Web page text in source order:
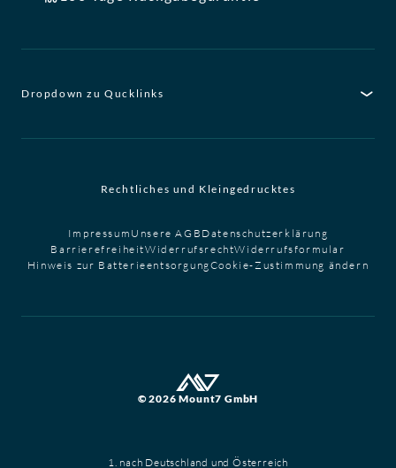
Dropdown zu Qucklinks
Rechtliches und Kleingedrucktes
Impressum Unsere AGB Datenschutzerklärung
BarrierefreiheitWiderrufsrechtWiderrufsformular
Hinweis zur BatterieentsorgungCookie-Zustimmung ändern
© 2026 Mount7 GmbH
1. nach Deutschland und Österreich